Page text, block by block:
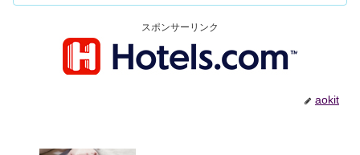
スポンサーリンク
aokit